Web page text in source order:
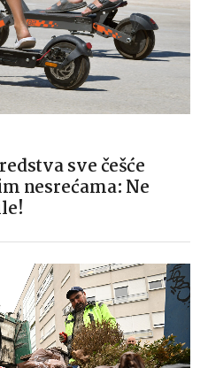
sve češće
nesrećama: Ne